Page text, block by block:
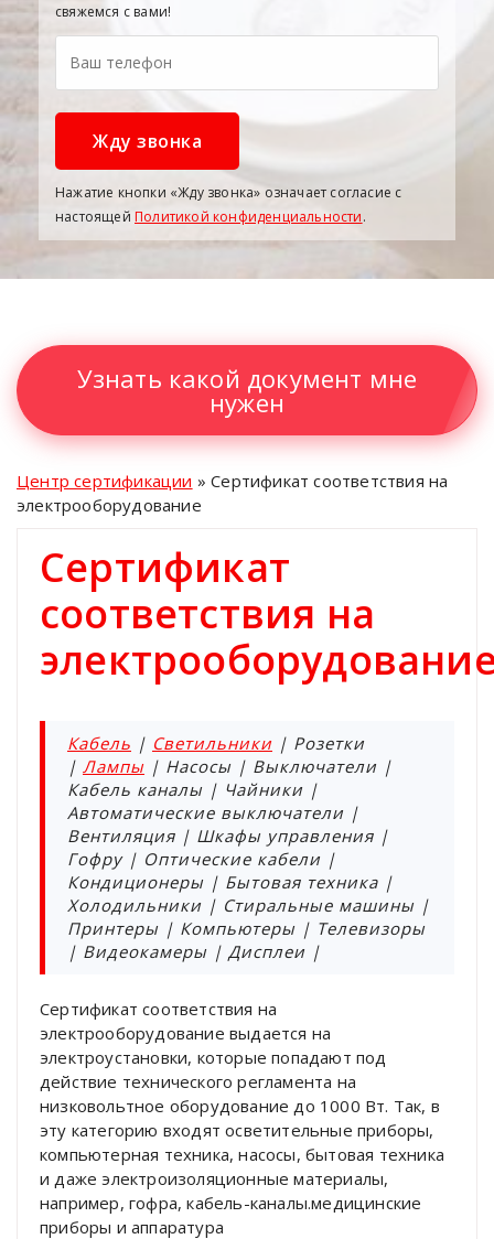
свяжемся с вами!
Нажатие кнопки «Жду звонка» означает согласие с
настоящей Политикой конфиденциальности.
Узнать какой документ мне
нужен
Центр сертификации »Сертификат соответствия на
электрооборудование
Сертификат
соответствия на
Кабель | Светильники | Розетки
| Лампы | Насосы | Выключатели |
Кабель каналы | Чайники |
Автоматические выключатели |
Вентиляция | Шкафы управления |
Гофру | Оптические кабели |
Кондиционеры | Бытовая техника |
Холодильники | Стиральные машины |
Принтеры | Компьютеры | Телевизоры
| Видеокамеры | Дисплеи |
Сертификат соответствия на
электрооборудование выдается на
электроустановки, которые попадают под
действие технического регламента на
низковольтное оборудование до 1000 Вт. Так, в
эту категорию входят осветительные приборы,
компьютерная техника, насосы, бытовая техника
и даже электроизоляционные материалы,
например, гофра, кабель-каналы.медицинские
приборы и аппаратура